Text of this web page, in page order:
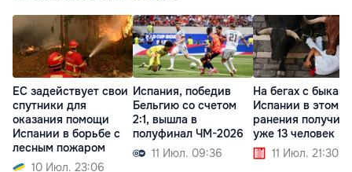
ЕС задействует свои
спутники для
оказания помощи
Испании в борьбе с
лесным пожаром
10 Июл. 23:06
Испания, победив
Бельгию со счетом
2:1, вышла в
полуфинал ЧМ-2026
11 Июл. 09:36
На бегах с
Испании в этом
ранения
уже 13 человек
11 Июл. 21:30